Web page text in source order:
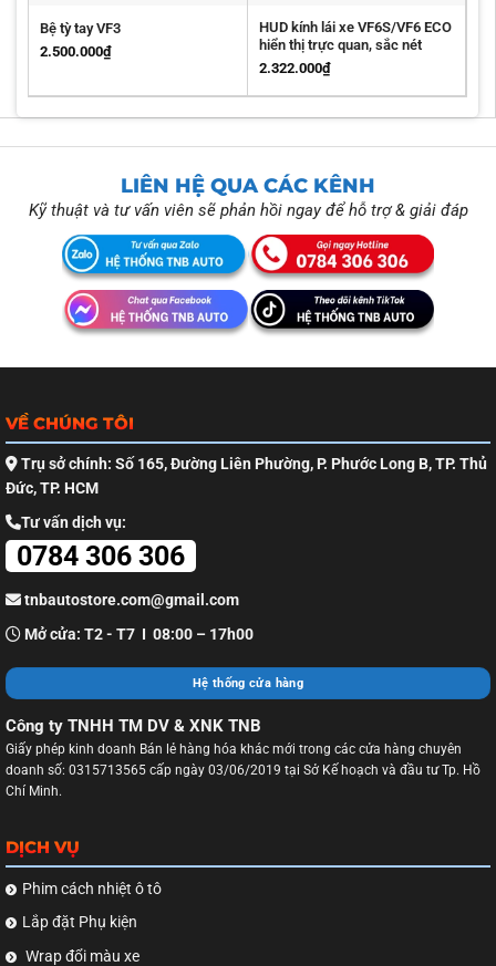
Bệ tỳ tay VF3
2.500.000₫
HUD kính lái xe VF6S/VF6 ECO
hiển thị trực quan, sắc nét
2.322.000₫
LIÊN HỆ QUA CÁC KÊNH
Kỹ thuật và tư vấn viên sẽ phản hồi ngay để hỗ trợ & giải đáp
VỀ CHÚNG TÔI
Trụ sở chính: Số 165, Đường Liên Phường, P. Phước Long B, TP. Thủ
Đức, TP. HCM
Tư vấn dịch vụ:
0784 306 306
tnbautostore.com@gmail.com
Mở cửa: T2 - T7 I 08:00 – 17h00
Hệ thống cửa hàng
Công ty TNHH TM DV & XNK TNB
Giấy phép kinh doanh Bán lẻ hàng hóa khác mới trong các cửa hàng chuyên
doanh số: 0315713565 cấp ngày 03/06/2019 tại Sở Kế hoạch và đầu tư Tp. Hồ
Chí Minh.
DỊCH VỤ
Phim cách nhiệt ô tô
Lắp đặt Phụ kiện
Wrap đổi màu xe